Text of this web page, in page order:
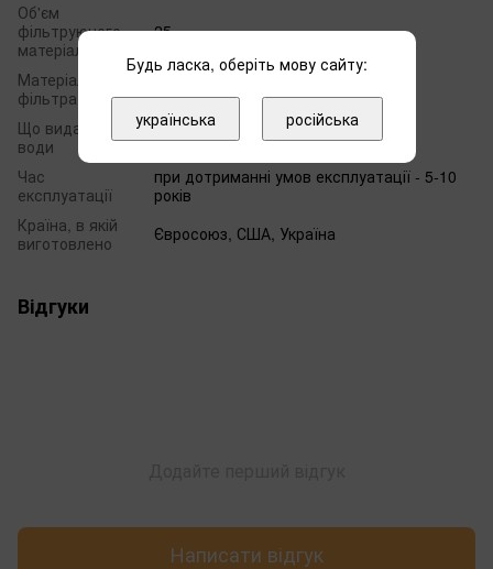
Об'єм
фільтруючого
мaтеріaлa
25
Матеріал
фільтра
Що видаляє з
води
Солі жорсткості
Час
експлуатації
при дотриманні умов експлуатації - 5-10
років
Країна, в якій
виготовлено
Євросоюз, США, Україна
Відгуки
Написати відгук
Будь ласка, оберіть мову сайту:
українська російська